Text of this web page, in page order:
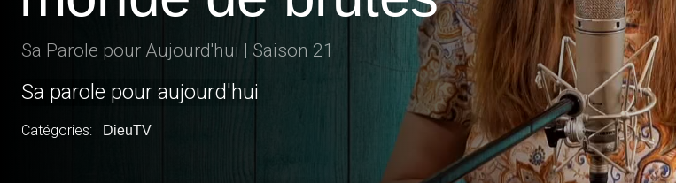
Sa Parole pour Aujourd'hui | Saison 21
Sa parole pour aujourd'hui
Catégories: DieuTV